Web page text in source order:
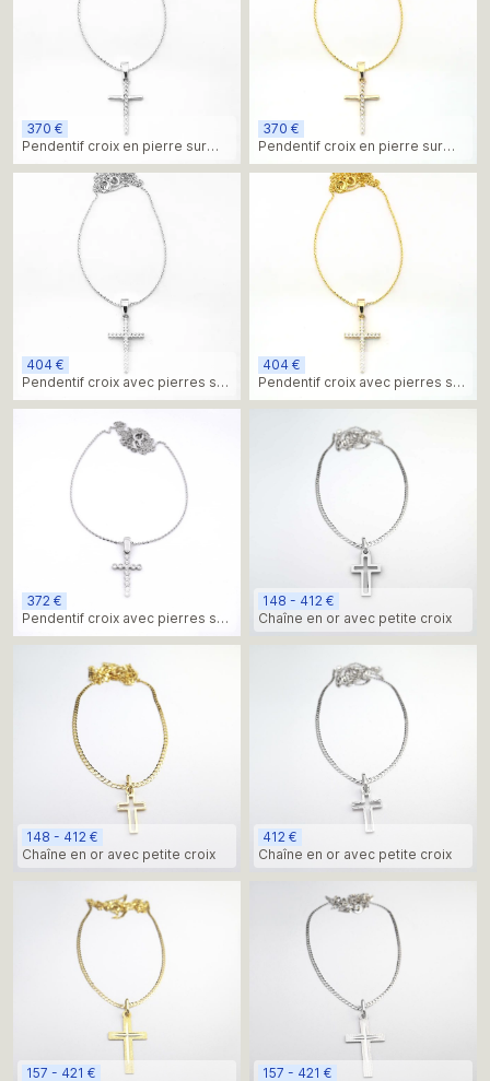
370 €
Pendentif croix en pierre sur
chaîne, or blanc
370 €
Pendentif croix en pierre sur
chaîne, or jaune
404 €
Pendentif croix avec pierres sur
chaîne, or blanc
404 €
Pendentif croix avec pierres sur
chaîne, or jaune
372 €
Pendentif croix avec pierres sur
chaîne, or
148 - 412 €
Chaîne en or avec petite croix
148 - 412 €
Chaîne en or avec petite croix
412 €
Chaîne en or avec petite croix
157 - 421 €
157 - 421 €